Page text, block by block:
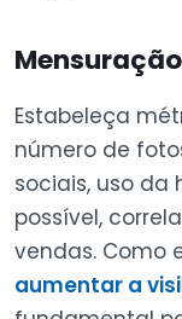
Estabeleça
número de
sociais, uso
possível,
vendas. Como
aumentar a